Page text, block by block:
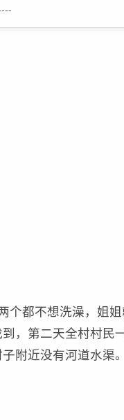
个都不想洗澡，姐
，第二天全村村民
附近没有河道水渠。